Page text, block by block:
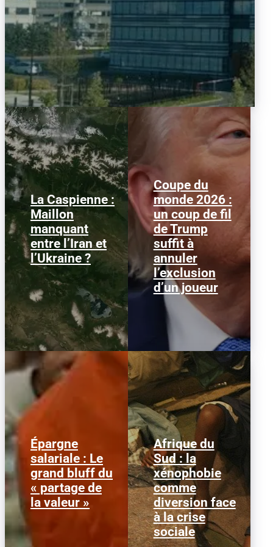
La Caspienne :
Maillon
manquant
entre l’Iran et
l’Ukraine ?
Samedi 25 juillet 2026,
des drones ukrainiens
ont frappé plusieurs
cibles en mer Caspienne,
parmi...
Coupe du
monde 2026 :
un coup de fil
de Trump
suffit à
annuler
l’exclusion
d’un joueur
Le 1er juillet 2026,
l'attaquant américain
Folarin Balogun recevait
un carton rouge
parfaitement...
Épargne
salariale : Le
grand bluff du
« partage de
la valeur »
Alors que l'inflation et la
course aux profits
écrasent le pouvoir
d’achat, la loi « partage
de la...
Afrique du
Sud : la
xénophobie
comme
diversion face
à la crise
sociale
© HCR/ James Oatway
L’Afrique du Sud est
entrée dans une
séquence dangereuse.
Des groupes...